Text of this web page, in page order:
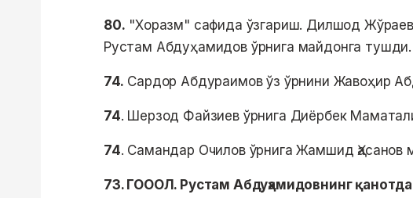
80. "Хоразм" сафида ўзгариш. Дилшод
Рустам Абдуҳамидов ўрнига майдонга тушди.
74. Сардор Абдураимов ўз ўрнини Жавоҳир
74. Шерзод Файзиев ўрнига Диёрбек
74. Самандар Очилов ўрнига Жамшид Ҳасанов
73. ГОООЛ. Рустам Абдуҳамидовнинг